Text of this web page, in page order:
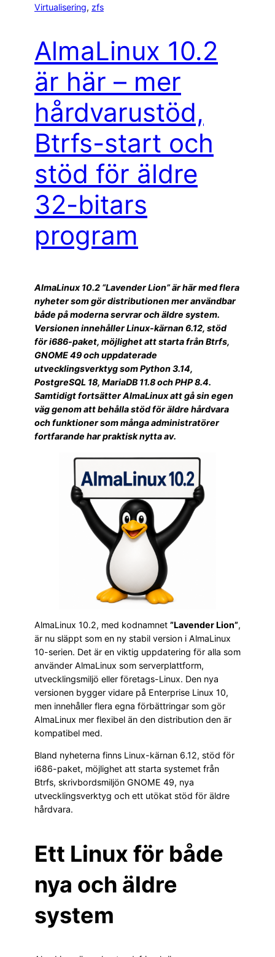
Virtualisering, zfs
AlmaLinux 10.2
är här – mer
hårdvarustöd,
Btrfs-start och
stöd för äldre
32-bitars
program
AlmaLinux 10.2 “Lavender Lion” är här med flera
nyheter som gör distributionen mer användbar
både på moderna servrar och äldre system.
Versionen innehåller Linux-kärnan 6.12, stöd
för i686-paket, möjlighet att starta från Btrfs,
GNOME 49 och uppdaterade
utvecklingsverktyg som Python 3.14,
PostgreSQL 18, MariaDB 11.8 och PHP 8.4.
Samtidigt fortsätter AlmaLinux att gå sin egen
väg genom att behålla stöd för äldre hårdvara
och funktioner som många administratörer
fortfarande har praktisk nytta av.
AlmaLinux 10.2, med kodnamnet ”Lavender Lion”,
är nu släppt som en ny stabil version i AlmaLinux
10-serien. Det är en viktig uppdatering för alla som
använder AlmaLinux som serverplattform,
utvecklingsmiljö eller företags-Linux. Den nya
versionen bygger vidare på Enterprise Linux 10,
men innehåller flera egna förbättringar som gör
AlmaLinux mer flexibel än den distribution den är
kompatibel med.
Bland nyheterna finns Linux-kärnan 6.12, stöd för
i686-paket, möjlighet att starta systemet från
Btrfs, skrivbordsmiljön GNOME 49, nya
utvecklingsverktyg och ett utökat stöd för äldre
hårdvara.
Ett Linux för både
nya och äldre
system